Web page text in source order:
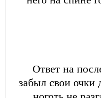
Ответ на
забыл свои очки